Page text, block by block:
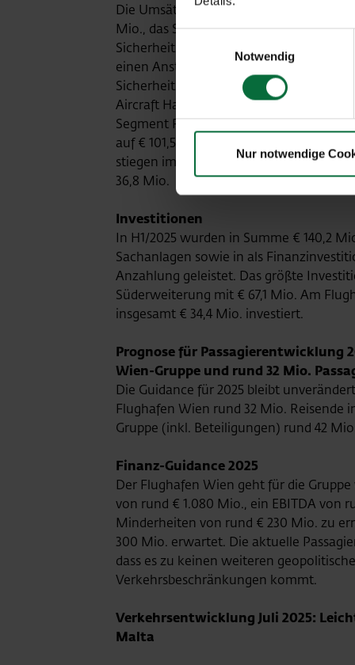
Einwilligungsauswahl
Notwendig
Nur notwendige
Die Umsätze des Segments Airport
Mio., das Segment-EBIT verbesserte
Sicherheitsdienstleistungen
einen Anstieg auf € 95,8 Mio., das
Sicherheitsdienstleistungen der VIAS
Aircraft Handling (VAH) und Vienna
Segment Retail & Properties erhöhte
auf € 101,5 Mio. und das Segment-EBIT
stiegen im H1/2025 im
36,8 Mio.
Investitionen
In H1/2025 wurden in Summe € 140,2
Sachanlagen sowie in als
Anzahlung geleistet. Das größte
Süderweiterung mit € 67,1 Mio. Am
insgesamt € 34,4 Mio. investiert.
Prognose für Passagierentwicklung
Wien-Gruppe und rund 32 Mio.
Die Guidance für 2025 bleibt
Flughafen Wien rund 32 Mio. Reisende
Gruppe (inkl. Beteiligungen) rund 42
Finanz-Guidance 2025
Der Flughafen Wien geht für die
von rund € 1.080 Mio., ein EBITDA von
Minderheiten von rund € 230 Mio. zu
300 Mio. erwartet. Die aktuelle
dass es zu keinen weiteren
Verkehrsbeschränkungen kommt.
Verkehrsentwicklung Juli 2025:
Malta